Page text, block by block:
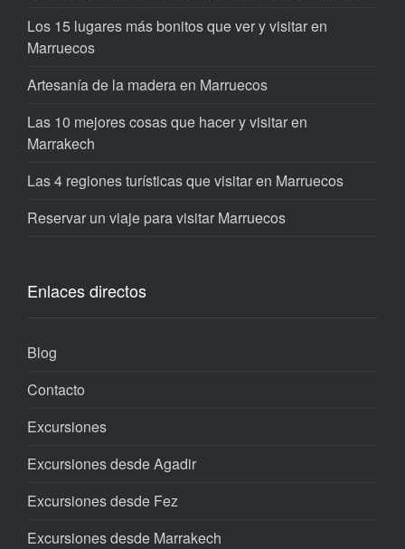
Los 15 lugares más bonitos que ver y visitar en
Marruecos
Artesanía de la madera en Marruecos
Las 10 mejores cosas que hacer y visitar en
Marrakech
Las 4 regiones turísticas que visitar en Marruecos
Reservar un viaje para visitar Marruecos
Enlaces directos
Blog
Contacto
Excursiones
Excursiones desde Agadir
Excursiones desde Fez
Excursiones desde Marrakech